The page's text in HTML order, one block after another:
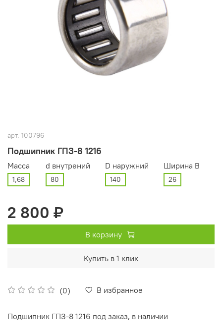
арт. 100796
Подшипник ГПЗ-8 1216
(0) В избранное
Масса
1,68
d внутрений
80
D наружний
140
Ширина В
26
2 800 ₽
В корзину
Купить в 1 клик
Подшипник ГПЗ-8 1216 под заказ, в наличии